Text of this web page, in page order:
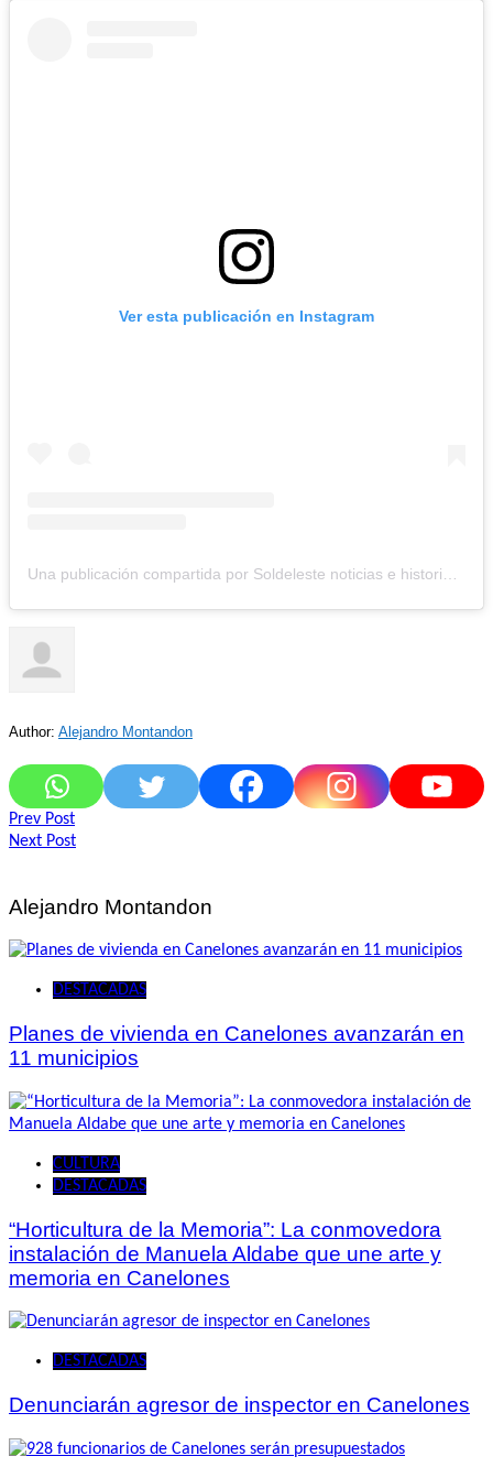
Ver esta publicación en Instagram
Author: Alejandro Montandon
Navegación
de
Prev Post
Next Post
Alejandro Montandon
DESTACADAS
Planes de vivienda en Canelones avanzarán en
11 municipios
CULTURA
DESTACADAS
“Horticultura de la Memoria”: La conmovedora
instalación de Manuela Aldabe que une arte y
memoria en Canelones
DESTACADAS
Denunciarán agresor de inspector en Canelones